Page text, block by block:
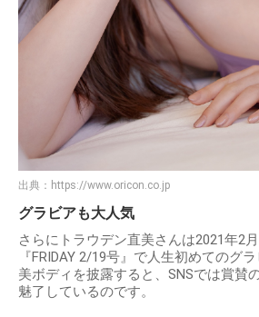
出典： https://www.oricon.co.jp
グラビアも大人気
さらにトラウデン直美さんは2021年2
『FRIDAY 2/19号』で人生初めてのグ
美ボディを披露すると、SNSでは賞賛
魅了しているのです。